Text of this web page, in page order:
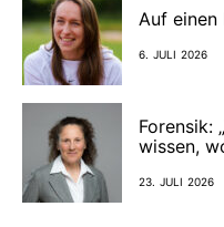
Auf einen
6. JULI 2026
Forensik:
wissen,
23. JULI 2026